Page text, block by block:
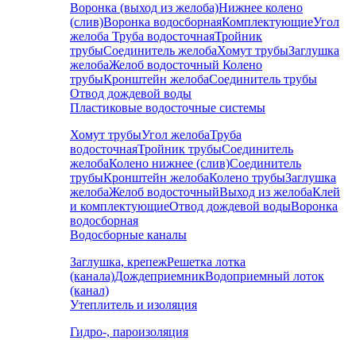
Воронка (выход из желоба)Нижнее колено
(слив)Воронка водосборнаяКомплектующиеУгол
желоба Труба водосточнаяТройник
трубыСоединитель желобаХомут трубыЗаглушка
желобаЖелоб водосточный Колено
трубыКронштейн желобаСоединитель трубы
Отвод дождевой воды
Пластиковые водосточные системы
Хомут трубыУгол желобаТруба
водосточнаяТройник трубыСоединитель
желобаКолено нижнее (слив)Соединитель
трубыКронштейн желобаКолено трубыЗаглушка
желобаЖелоб водосточныйВыход из желобаКлей
и комплектующиеОтвод дождевой водыВоронка
водосборная
Водосборные каналы
Заглушка, крепежРешетка лотка
(канала)ДождеприемникВодоприемный лоток
(канал)
Утеплитель и изоляция
Гидро-, пароизоляция